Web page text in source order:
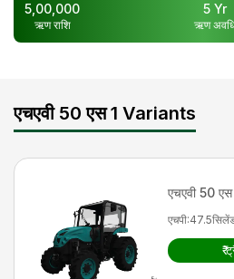
5,00,000
ऋण राशि
5 Yr
ऋण
एचएवी 50 एस 1 Variants
एचएवी 50 एस
एचपी:47.5
₹